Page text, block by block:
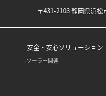
〒431-2103 静岡県浜
安全・安心ソリューション
ソーラー関連